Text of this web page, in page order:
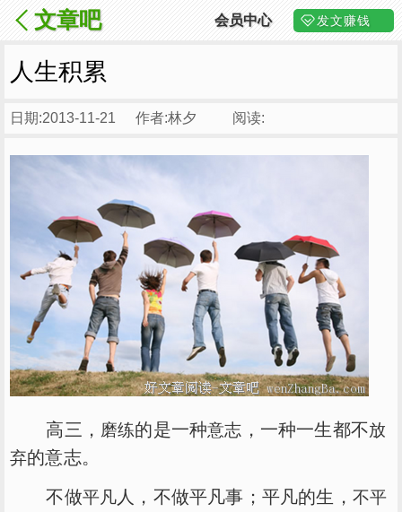
文章吧 会员中心 发文赚钱
人生积累
日期:2013-11-21 作者:林夕 阅读:
高三， 磨练的是一种意志 ，一种一生都不放
弃的意志。
不做平凡人，不做平凡事；平凡的生， 不平